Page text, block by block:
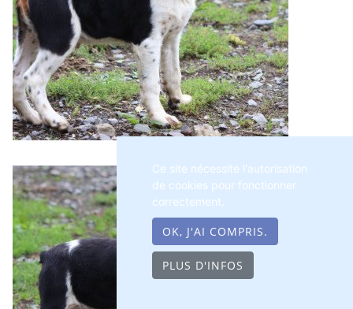
Ce site nécessite l'autorisation
de cookies pour fonctionner
correctement.
OK, J'AI COMPRIS.
PLUS D'INFOS